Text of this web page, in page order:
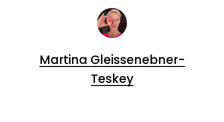
Martina Gleissenebner-
Teskey